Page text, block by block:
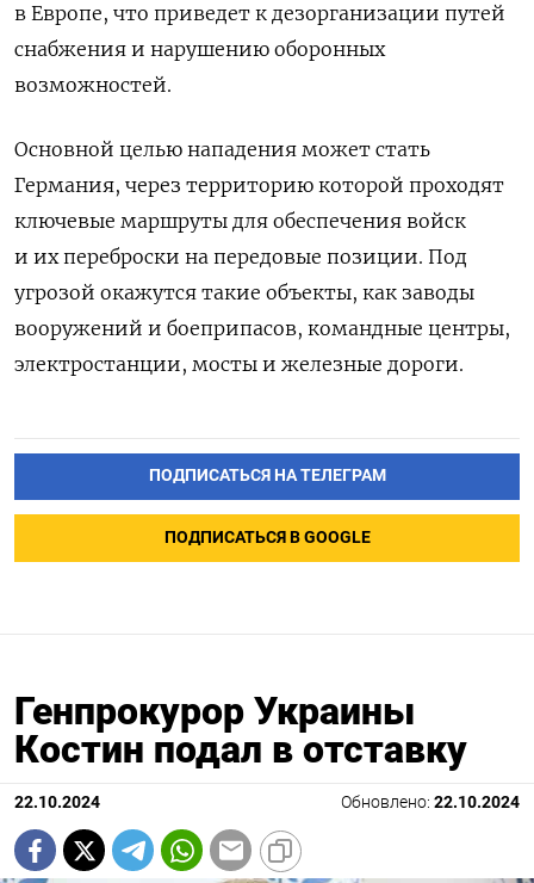
в Европе, что приведет к дезорганизации путей
снабжения и нарушению оборонных
возможностей.
Основной целью нападения может стать
Германия, через территорию которой проходят
ключевые маршруты для обеспечения войск
и их переброски на передовые позиции. Под
угрозой окажутся такие объекты, как заводы
вооружений и боеприпасов, командные центры,
электростанции, мосты и железные дороги.
ПОДПИСАТЬСЯ НА ТЕЛЕГРАМ
ПОДПИСАТЬСЯ В GOOGLE
Генпрокурор Украины
Костин подал в отставку
22.10.2024 Обновлено: 22.10.2024